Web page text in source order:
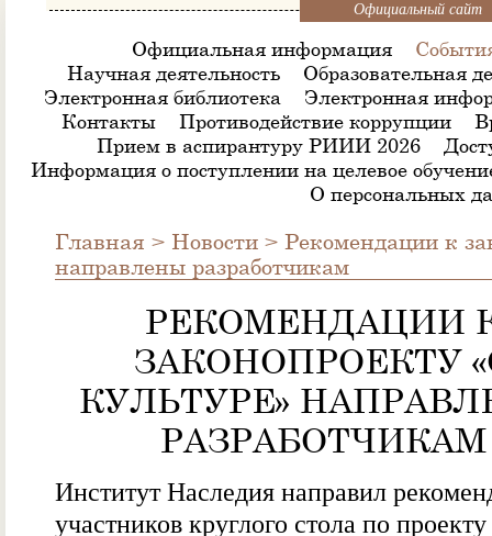
Официальный сайт
Официальная информация
Научная деятельность
Образовательная
Электронная библиотека
Электронная
Контакты
Противодействие коррупции
Прием в аспирантуру РИИИ 2026
Информация о поступлении на целевое
О персональных
Главная > Новости > Рекомендации к
направлены разработчикам
РЕКОМЕНДАЦИИ
ЗАКОНОПРОЕКТУ
КУЛЬТУРЕ»
РАЗРАБОТЧИКАМ
Институт Наследия направил
участников круглого стола по проекту